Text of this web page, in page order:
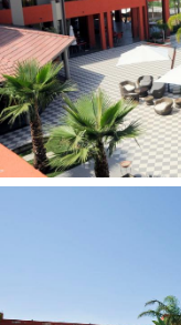
turkiška pirtis už
masažas už
Wellness centras
metų, už
burlenčių sportas
sauna už
teniso kortas
stalo tenisas
kosmetinės
vandens
kanoja nemokamai
paplūdimio